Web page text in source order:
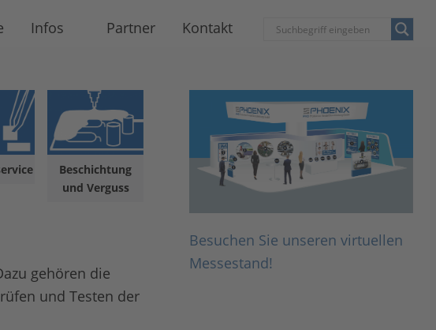
Infos Partner Kontakt
Beschichtung
und Verguss
gehören die
und Testen der
Besuchen Sie unseren virtuellen
Messestand!